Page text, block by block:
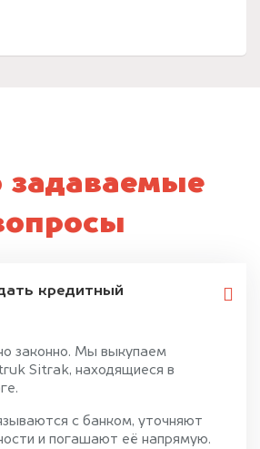
задаваемые
кредитный
законно. Мы выкупаем
Sitrak, находящиеся в
с банком, уточняют
и погашают её напрямую.